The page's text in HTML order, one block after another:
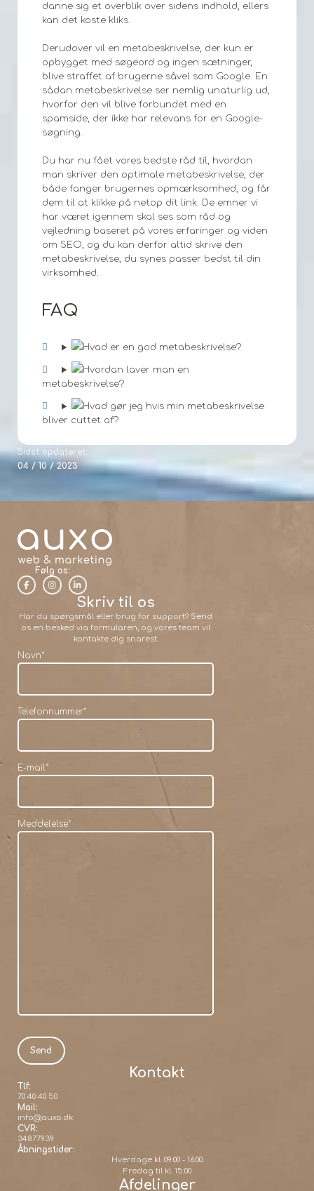
danne sig et overblik over sidens indhold, ellers
kan det koste kliks.
Derudover vil en metabeskrivelse, der kun er
opbygget med søgeord og ingen sætninger,
blive straffet af brugerne såvel som Google. En
sådan metabeskrivelse ser nemlig unaturlig ud,
hvorfor den vil blive forbundet med en
spamside, der ikke har relevans for en Google-
søgning.
Du har nu fået vores bedste råd til, hvordan
man skriver den optimale metabeskrivelse, der
både fanger brugernes opmærksomhed, og får
dem til at klikke på netop dit link. De emner vi
har været igennem skal ses som råd og
vejledning baseret på vores erfaringer og viden
om SEO, og du kan derfor altid skrive den
metabeskrivelse, du synes passer bedst til din
virksomhed.
FAQ
Hvad er en god metabeskrivelse?
Hvordan laver man en
metabeskrivelse?
Hvad gør jeg hvis min metabeskrivelse
bliver cuttet af?
Sidst opdateret:
04 / 10 / 2023
Følg os:
Skriv til os
Har du spørgsmål eller brug for support? Send
os en besked via formularen, og vores team vil
kontakte dig snarest.
Navn*
Telefonnummer*
E-mail*
Meddelelse*
Kontakt
Tlf:
70 40 40 50
Mail:
info@auxo.dk
CVR:
34877939
Åbningstider:
Hverdage kl. 09:00 - 16:00
Fredag til kl. 15:00
Afdelinger